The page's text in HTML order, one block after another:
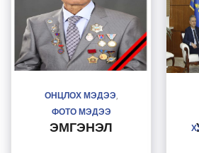
ОНЦЛОХ МЭДЭЭ
ФОТО МЭДЭЭ
ЭМГЭНЭЛ